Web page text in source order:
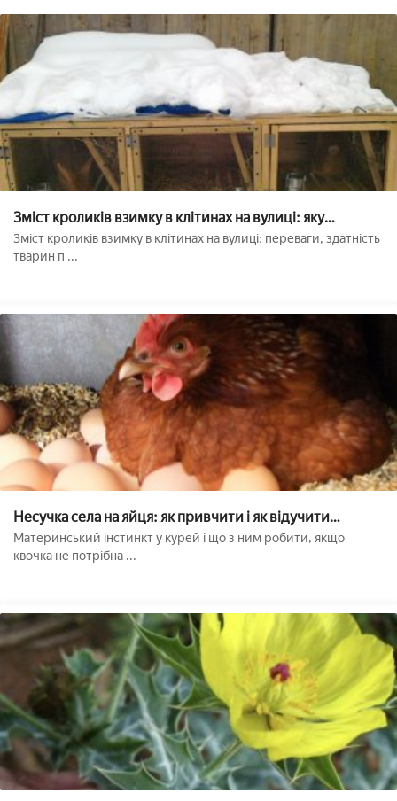
Зміст кроликів взимку в клітинах на вулиці: яку
температуру витримують, що їдять, як поїти
Зміст кроликів взимку в клітинах на вулиці: переваги, здатність
тварин п ...
Несучка села на яйця: як привчити і як відучити
домашню птицю висиджувати яйця
Материнський інстинкт у курей і що з ним робити, якщо
квочка не потрібна ...